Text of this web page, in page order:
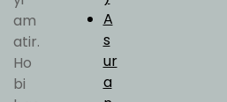
am
atir.
Ho
bi
A
s
ur
a